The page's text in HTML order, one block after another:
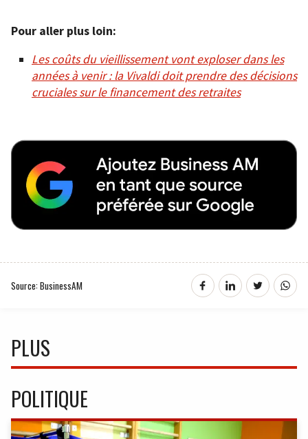
Pour aller plus loin:
Les coûts du vieillissement vont exploser dans les
années à venir : la Vivaldi doit prendre des décisions
cruciales sur le financement des retraites
Source: BusinessAM
PLUS
POLITIQUE